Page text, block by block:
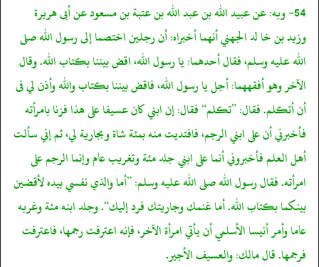
54- وبه: عن عبيد الله بن عبد الله بن عتبة بن مسعود عن أبى هريرة
وزيد بن خا لد الجهني أنهما أخبراه: أن رجلين اختصما إلى رسول الله صلى
الله عليه وسلم، فقال أحدهما: يا رسول الله، اقض بيننا بكتاب الله. وقال
الآخر وهو أفقههما: أجل يا رسول الله، فاقض بيننا بكتاب والله وأذن لي فى
أن أتكلم. فقال: ”تكلم“ فقال: إن ابني كان عسيفا على هذا فزنا بامرأته
فأخبرني أن على ابني الرجم، فافتديت منه بمئة شاة وبجارية لي، ثم إني سألت
أهل العلم فأخبروني أنما على ابني جلد مئة وتغريب عام وإنما الرجم على
امرأته. فقال رسول الله صلى الله عليه وسلم: ”أما والذي نفسي بيده لأقضين
بينكما بكتاب الله. أما غنمك وجاريتك فرد إليك“. وجلد ابنه مئة وغربه
عاما وأمر أنيسا الأسلمي أن يأتي امرأة الآخر، فإنه اعترفت رجمها، فاعترفت
فرجمها. قال مالك: والعسيف الأجير.